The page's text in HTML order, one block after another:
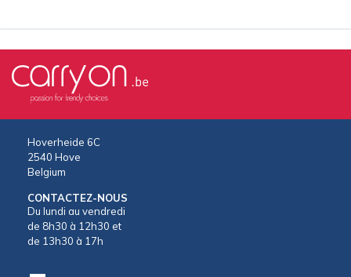
Hoverheide 6C
2540 Hove
Belgium
CONTACTEZ-NOUS
Du lundi au vendredi
de 8h30 à 12h30 et
de 13h30 à 17h